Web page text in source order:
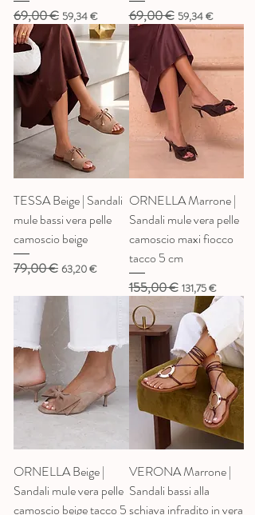
Prezzo regolare
69,00 € Prezzo scontato
59,34 € Prezzo regolare
69,00 € Prezzo scontato
59,34 €
TESSA Beige | Sandali
mule bassi vera pelle
camoscio beige
Prezzo regolare
79,00 € Prezzo scontato
63,20 €
ORNELLA Marrone |
Sandali mule vera pelle
camoscio maxi fiocco
tacco 5 cm
Prezzo regolare
155,00 € Prezzo scontato
131,75 €
ORNELLA Beige |
Sandali mule vera pelle
camoscio beige tacco 5
VERONA Marrone |
Sandali bassi alla
schiava infradito in vera